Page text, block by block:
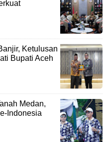
Ketulusan
Bupati Aceh
Medan,
Indonesia